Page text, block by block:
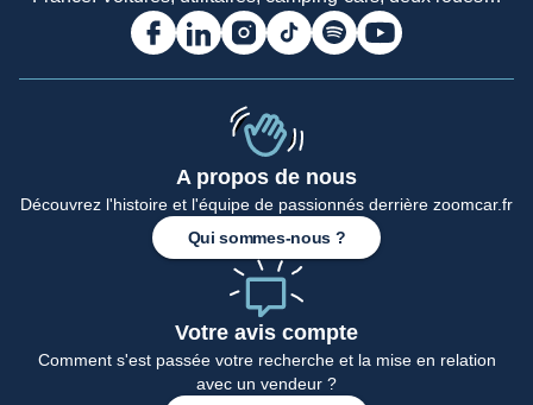
Accueil
A propos de nous
Découvrez l'histoire et l'équipe de passionnés derrière zoomcar.fr
Qui sommes-nous ?
Votre avis compte
Comment s'est passée votre recherche et la mise en relation
avec un vendeur ?